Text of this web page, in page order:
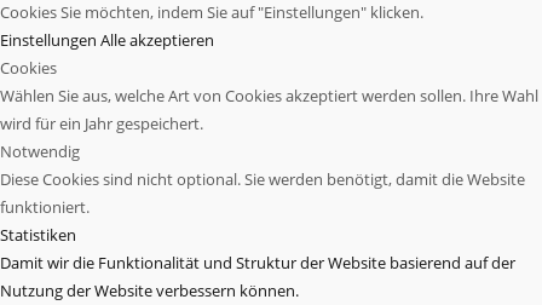
Cookies Sie möchten, indem Sie auf "Einstellungen" klicken.
Einstellungen Alle akzeptieren
Cookies
Wählen Sie aus, welche Art von Cookies akzeptiert werden sollen. Ihre Wahl
wird für ein Jahr gespeichert.
Notwendig
Diese Cookies sind nicht optional. Sie werden benötigt, damit die Website
funktioniert.
Statistiken
Damit wir die Funktionalität und Struktur der Website basierend auf der
Nutzung der Website verbessern können.